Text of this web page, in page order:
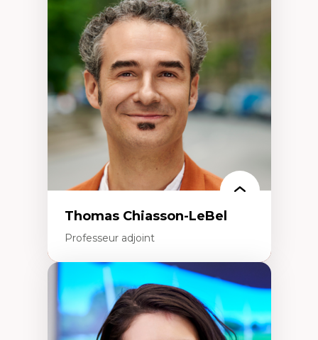
Économie circulaire
Modèles d’affaires durables
Histoire des faits économiques
Gestion durable des ressources naturelles
Écologie industrielle
Aménagement durable du territoire
Développement régional
Coopératives
Télétravail en milieu rural francophone
Transition socio-écologique
Thomas Chiasson-LeBel
Professeur adjoint
Expertises
Théories du développement
Économie politique comparée
Élites économiques